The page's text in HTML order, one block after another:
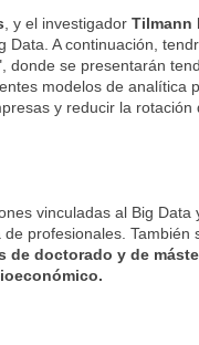
, y el investigadorTilmann
Data. A continuación,
donde se presentarán
modelos de analítica
y reducir la rotación
vinculadas al Big Data
profesionales. También
de doctorado y de